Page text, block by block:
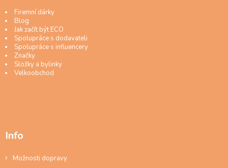
Firemní dárky
Blog
Jak začít být ECO
Spolupráce s dodavateli
Spolupráce s influencery
Značky
Složky a bylinky
Velkoobchod
Info
Možnosti dopravy